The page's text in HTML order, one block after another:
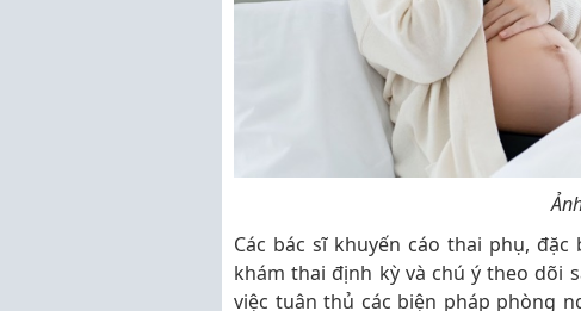
Các bác sĩ khuyến cáo thai phụ,
khám thai định kỳ và chú ý theo dõi
việc tuân thủ các biện pháp phòng